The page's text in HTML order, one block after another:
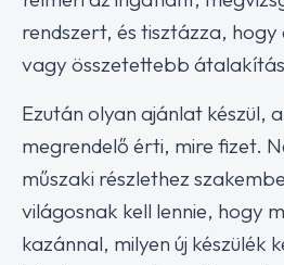
rendszert, és tisztázza,
vagy összetettebb
Ezután olyan ajánlat készül,
megrendelő érti, mire fizet.
műszaki részlethez
világosnak kell lennie, hogy
kazánnal, milyen új készülék